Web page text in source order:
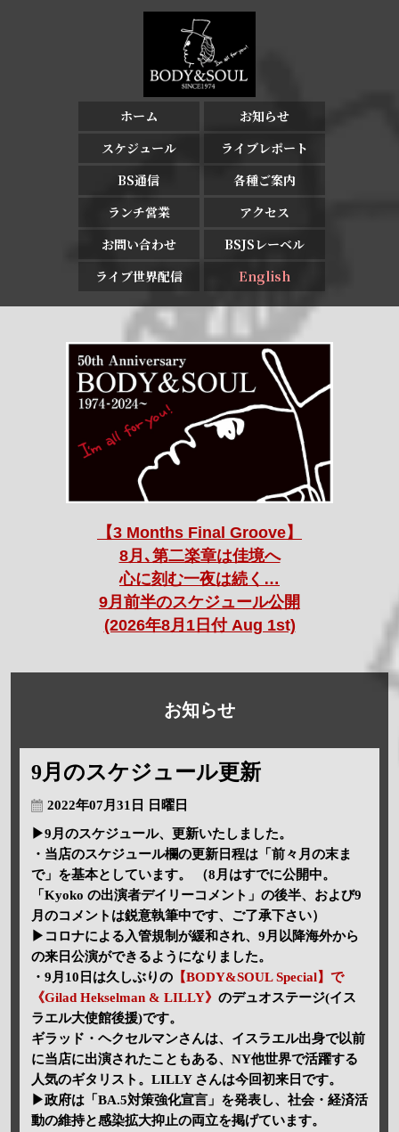
ホーム
お知らせ
スケジュール
ライブレポート
BS通信
各種ご案内
ランチ営業
アクセス
お問い合わせ
BSJSレーベル
ライブ世界配信
English
【3 Months Final Groove】
8月､第二楽章は佳境へ
心に刻む一夜は続く…
9月前半のスケジュール公開
(2026年8月1日付 Aug 1st)
お知らせ
9月のスケジュール更新
2022年07月31日 日曜日
▶9月のスケジュール、更新いたしました。
・当店のスケジュール欄の更新日程は「前々月の末ま
で」を基本としています。 （8月はすでに公開中。
「Kyoko の出演者デイリーコメント」の後半、および9
月のコメントは鋭意執筆中です、ご了承下さい）
▶コロナによる入管規制が緩和され、9月以降海外から
の来日公演ができるようになりました。
・9月10日は久しぶりの【BODY&SOUL Special】で
《Gilad Hekselman & LILLY》 のデュオステージ(イス
ラエル大使館後援)です。
ギラッド・ヘクセルマンさんは、イスラエル出身で以前
に当店に出演されたこともある、NY他世界で活躍する
人気のギタリスト。LILLY さんは今回初来日です。
▶政府は「BA.5対策強化宣言」を発表し、社会・経済活
動の維持と感染拡大抑止の両立を掲げています。